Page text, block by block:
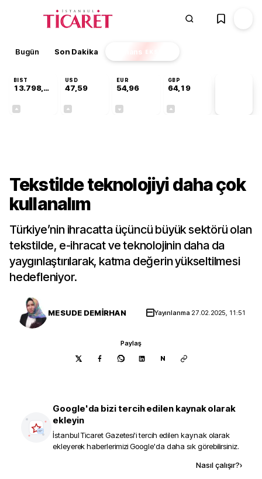
Bugün Son Dakika Finans EKSTRA
BIST
13.798,82
USD
47,59
EUR
54,96
GBP
64,19
Tekstilde teknolojiyi daha çok
kullanalım
Türkiye’nin ihracatta üçüncü büyük sektörü olan
tekstilde, e-ihracat ve teknolojinin daha da
yaygınlaştırılarak, katma değerin yükseltilmesi
hedefleniyor.
MESUDE DEMİRHAN Yayınlanma 27.02.2025, 11:51
Paylaş
N
Google'da bizi tercih edilen kaynak olarak
ekleyin
İstanbul Ticaret Gazetesi'i tercih edilen kaynak olarak
ekleyerek haberlerimizi Google'da daha sık görebilirsiniz.
Nasıl çalışır?›